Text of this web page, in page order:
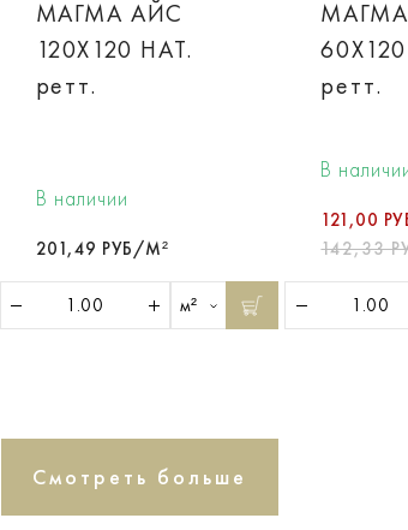
МАГМА АЙС
120X120 НАТ.
ретт.
В наличии
201,49 РУБ/М²
м²
ретт.
В
121,00
142,33
Смотреть больше